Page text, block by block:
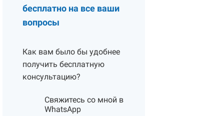
бесплатно на все ваши
вопросы
Как вам было бы удобнее
получить бесплатную
консультацию?
Свяжитесь со мной в
WhatsApp